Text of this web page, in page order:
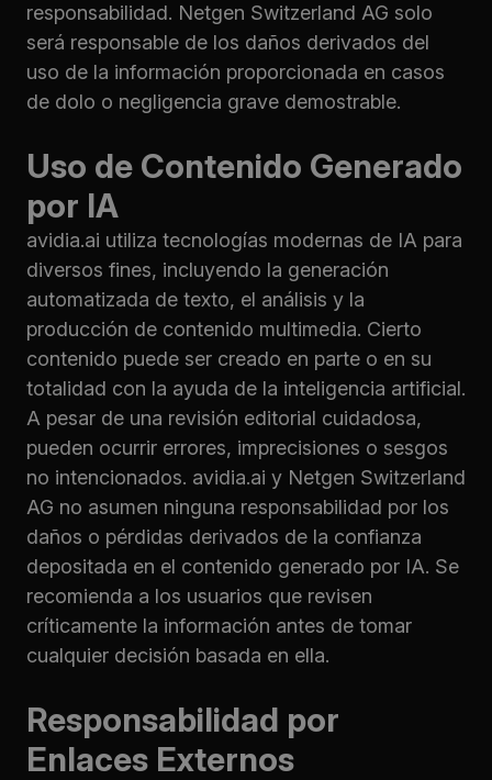
responsabilidad. Netgen Switzerland AG solo
será responsable de los daños derivados del
uso de la información proporcionada en casos
de dolo o negligencia grave demostrable.
Uso de Contenido Generado
por IA
avidia.ai utiliza tecnologías modernas de IA para
diversos fines, incluyendo la generación
automatizada de texto, el análisis y la
producción de contenido multimedia. Cierto
contenido puede ser creado en parte o en su
totalidad con la ayuda de la inteligencia artificial.
A pesar de una revisión editorial cuidadosa,
pueden ocurrir errores, imprecisiones o sesgos
no intencionados. avidia.ai y Netgen Switzerland
AG no asumen ninguna responsabilidad por los
daños o pérdidas derivados de la confianza
depositada en el contenido generado por IA. Se
recomienda a los usuarios que revisen
críticamente la información antes de tomar
cualquier decisión basada en ella.
Responsabilidad por
Enlaces Externos